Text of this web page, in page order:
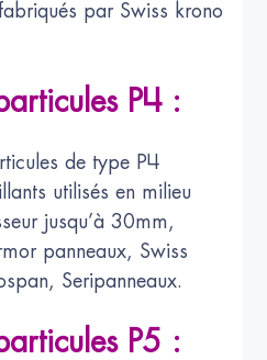
par Swiss krono
P4 :
de type P4
utilisés en milieu
jusqu’à 30mm,
panneaux, Swiss
Seripanneaux.
P5 :